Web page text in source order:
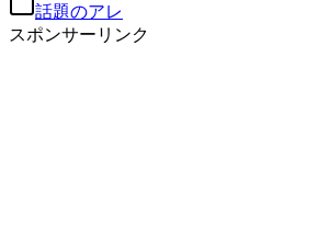
話題のアレ
スポンサーリンク